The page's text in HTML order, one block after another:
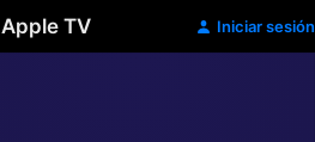
Apple TV Iniciar sesión